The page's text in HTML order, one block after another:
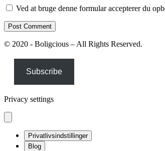
Ved at bruge denne formular accepterer du
© 2020 - Boligcious – All Rights Reserved.
Subscribe
Privacy settings
Privatlivsindstillinger
Blog